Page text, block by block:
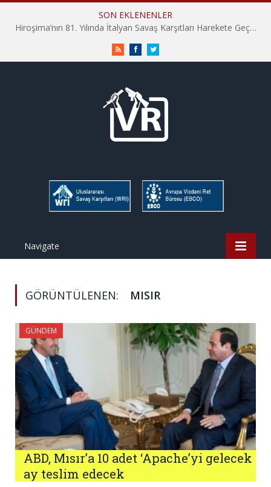
SON EKLENENLER
Hiroşima’nın 81. Yılında İtalyan Savaş Karşıtları Harekete Geçti: “Hatırlamak yeterli değil”
RSS FacebookTwitter
Navigate
GÖRÜNTÜLENEN: MISIR
GÜNDEM
ABD, Mısır’a 10 adet ‘Apache’yi gelecek
ay teslim edecek